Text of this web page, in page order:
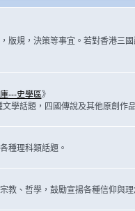
版規，決策等事宜。若對香港三
---史學區》
學話題，四國傳說及其他原創作
種理科類話題。
教、哲學，鼓勵宣揚各種信仰與理